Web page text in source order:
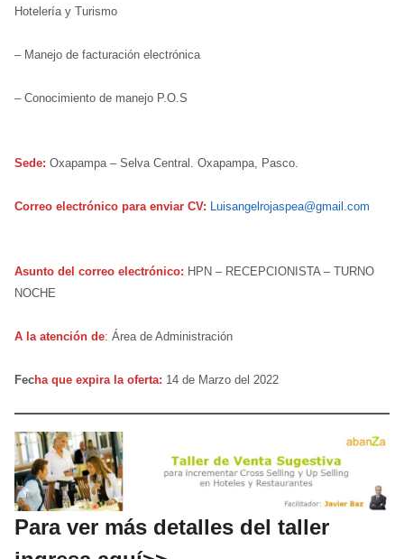
Hotelería y Turismo
– Manejo de facturación electrónica
– Conocimiento de manejo P.O.S
Sede: Oxapampa – Selva Central. Oxapampa, Pasco.
Correo electrónico para enviar CV: Luisangelrojaspea@gmail.com
Asunto del correo electrónico: HPN – RECEPCIONISTA – TURNO
NOCHE
A la atención de: Área de Administración
Fecha que expira la oferta: 14 de Marzo del 2022
Para ver más detalles del taller